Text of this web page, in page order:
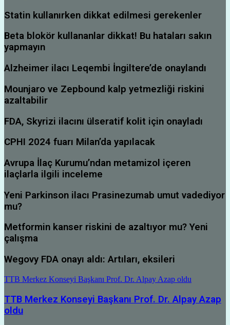
Statin kullanırken dikkat edilmesi gerekenler
Beta blokör kullananlar dikkat! Bu hataları sakın
yapmayın
Alzheimer ilacı Leqembi İngiltere’de onaylandı
Mounjaro ve Zepbound kalp yetmezliği riskini
azaltabilir
FDA, Skyrizi ilacını ülseratif kolit için onayladı
CPHI 2024 fuarı Milan’da yapılacak
Avrupa İlaç Kurumu’ndan metamizol içeren
ilaçlarla ilgili inceleme
Yeni Parkinson ilacı Prasinezumab umut vadediyor
mu?
Metformin kanser riskini de azaltıyor mu? Yeni
çalışma
Wegovy FDA onayı aldı: Artıları, eksileri
TTB Merkez Konseyi Başkanı Prof. Dr. Alpay Azap oldu
TTB Merkez Konseyi Başkanı Prof. Dr. Alpay Azap
oldu